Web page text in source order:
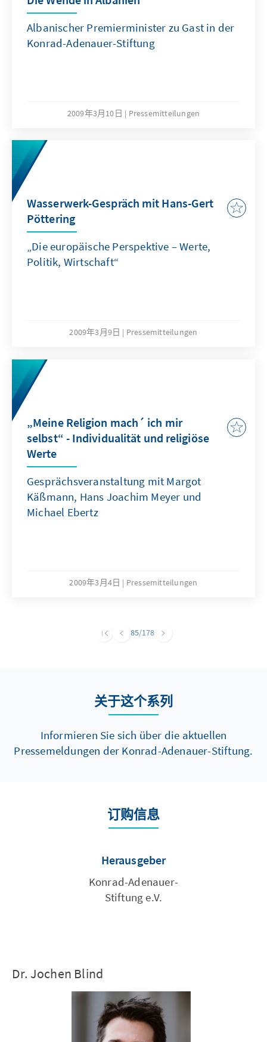
Albanischer Premierminister zu Gast in der
Konrad-Adenauer-Stiftung
2009年3月10日 Pressemitteilungen
Wasserwerk-Gespräch mit Hans-Gert
Pöttering
„Die europäische Perspektive – Werte,
Politik, Wirtschaft“
2009年3月9日 Pressemitteilungen
„Meine Religion mach´ ich mir
selbst“ - Individualität und religiöse
Werte
Gesprächsveranstaltung mit Margot
Käßmann, Hans Joachim Meyer und
Michael Ebertz
2009年3月4日 Pressemitteilungen
85/178
关于这个系列
Informieren Sie sich über die aktuellen
Pressemeldungen der Konrad-Adenauer-Stiftung.
订购信息
Herausgeber
Konrad-Adenauer-
Stiftung e.V.
Dr. Jochen Blind